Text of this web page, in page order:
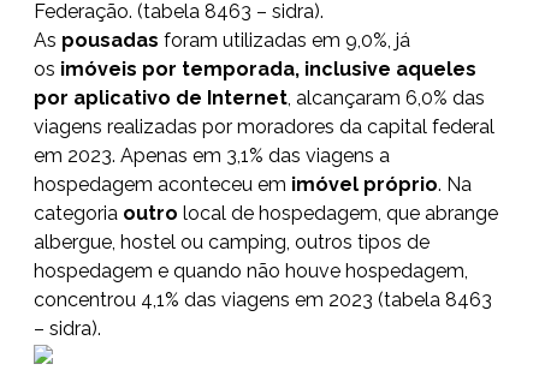
Federação. (tabela 8463 – sidra).
As pousadas foram utilizadas em 9,0%, já
os imóveis por temporada, inclusive aqueles
por aplicativo de Internet, alcançaram 6,0% das
viagens realizadas por moradores da capital federal
em 2023. Apenas em 3,1% das viagens a
hospedagem aconteceu em imóvel próprio. Na
categoria outro local de hospedagem, que abrange
albergue, hostel ou camping, outros tipos de
hospedagem e quando não houve hospedagem,
concentrou 4,1% das viagens em 2023 (tabela 8463
– sidra).